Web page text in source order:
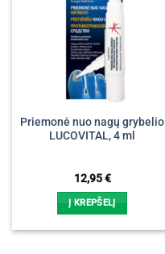
Priemonė nuo nagų grybelio
LUCOVITAL, 4 ml
12,95€
Į KREPŠELĮ